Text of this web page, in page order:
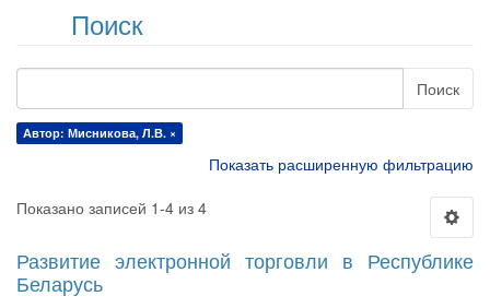
Поиск
Поиск
Автор: Мисникова, Л.В. ×
Показать расширенную фильтрацию
Показано записей 1-4 из 4
Развитие электронной торговли в Республике
Беларусь